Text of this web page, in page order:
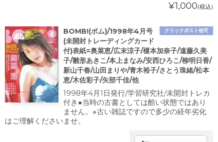
¥1,000(税込)
クリックポスト他可
BOMB!(ボム)/1998年4月号
(未開封トレーディングカード
付)表紙=奥菜恵/広末涼子/榎本加奈子/遠藤久美
子/雛形あきこ/本上まなみ/安西ひろこ/柳明日香/
新山千春/山田まりや/青木裕子/さとう珠緒/松本
恵/木佐彩子/矢部千佳/他
1998年4月1日発行/学習研究社/未開封トレカ
付き●当時の古書としては酷い状態ではあり
ません。※古い雑誌ですので多少の経年劣化
はご理解くださいませ。